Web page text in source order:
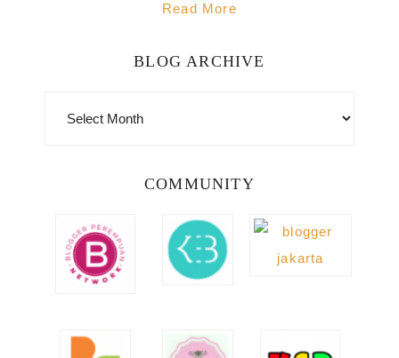
Read More
BLOG ARCHIVE
COMMUNITY